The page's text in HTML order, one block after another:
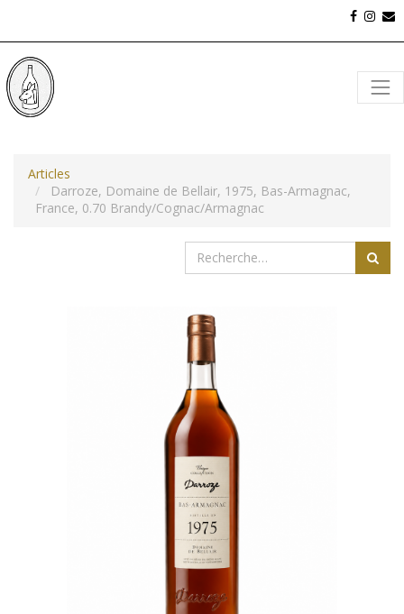
Articles
Darroze, Domaine de Bellair, 1975, Bas-Armagnac,
France, 0.70 Brandy/Cognac/Armagnac